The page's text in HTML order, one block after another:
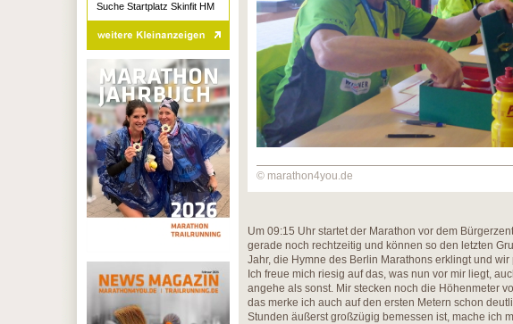
© marathon4you.de
Um 09:15 Uhr startet der Marathon vor dem
gerade noch rechtzeitig und können so den letzten
Jahr, die Hymne des Berlin Marathons erklingt und
Ich freue mich riesig auf das, was nun vor mir liegt,
angehe als sonst. Mir stecken noch die Höhenmeter
das merke ich auch auf den ersten Metern schon
Stunden äußerst großzügig bemessen ist, mache ich
Suche Startplatz Skinfit HM